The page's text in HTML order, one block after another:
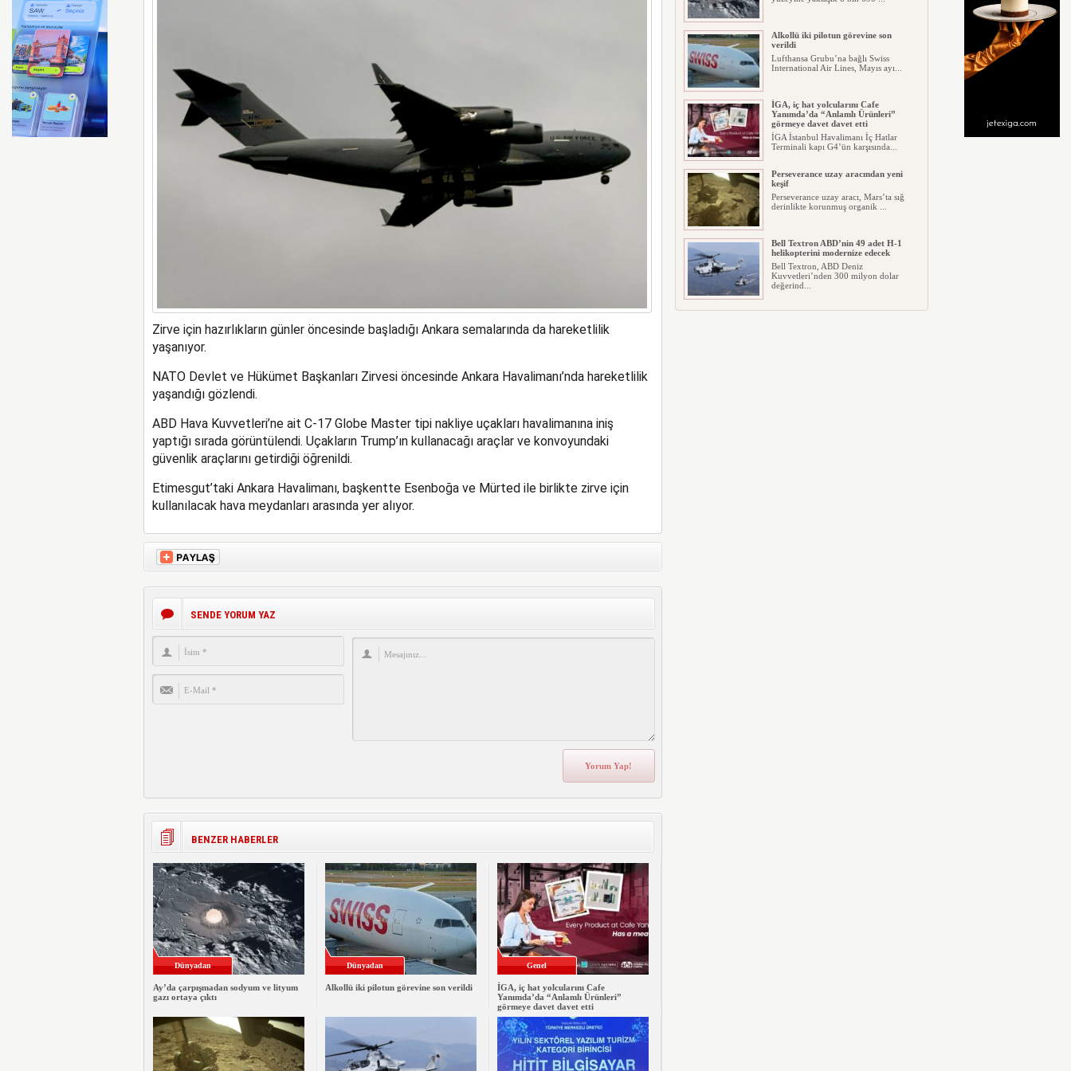
Zirve için hazırlıkların günler öncesinde başladığı Ankara semalarında da hareketlilik
yaşanıyor.
NATO Devlet ve Hükümet Başkanları Zirvesi öncesinde Ankara Havalimanı’nda hareketlilik
yaşandığı gözlendi.
ABD Hava Kuvvetleri’ne ait C-17 Globe Master tipi nakliye uçakları havalimanına iniş
yaptığı sırada görüntülendi. Uçakların Trump’ın kullanacağı araçlar ve konvoyundaki
güvenlik araçlarını getirdiği öğrenildi.
Etimesgut’taki Ankara Havalimanı, başkentte Esenboğa ve Mürted ile birlikte zirve için
kullanılacak hava meydanları arasında yer alıyor.
SENDE YORUM YAZ
BENZER HABERLER
Dünyadan
Ay’da çarpışmadan sodyum ve lityum
gazı ortaya çıktı
Dünyadan
Alkollü iki pilotun görevine son verildi
Genel
İGA, iç hat yolcularını Cafe
Yanımda’da “Anlamlı Ürünleri”
görmeye davet davet etti
Alkollü iki pilotun görevine son
verildi
Lufthansa Grubu’na bağlı Swiss
International Air Lines, Mayıs ayı...
İGA, iç hat yolcularını Cafe
Yanımda’da “Anlamlı Ürünleri”
görmeye davet davet etti
İGA İstanbul Havalimanı İç Hatlar
Terminali kapı G4’ün karşısında...
Perseverance uzay aracından yeni
keşif
Perseverance uzay aracı, Mars’ta sığ
derinlikte korunmuş organik ...
Bell Textron ABD’nin 49 adet H-1
helikopterini modernize edecek
Bell Textron, ABD Deniz
Kuvvetleri’nden 300 milyon dolar
değerind...
Hitit Bilişim 500’de Sektörel Yazılım